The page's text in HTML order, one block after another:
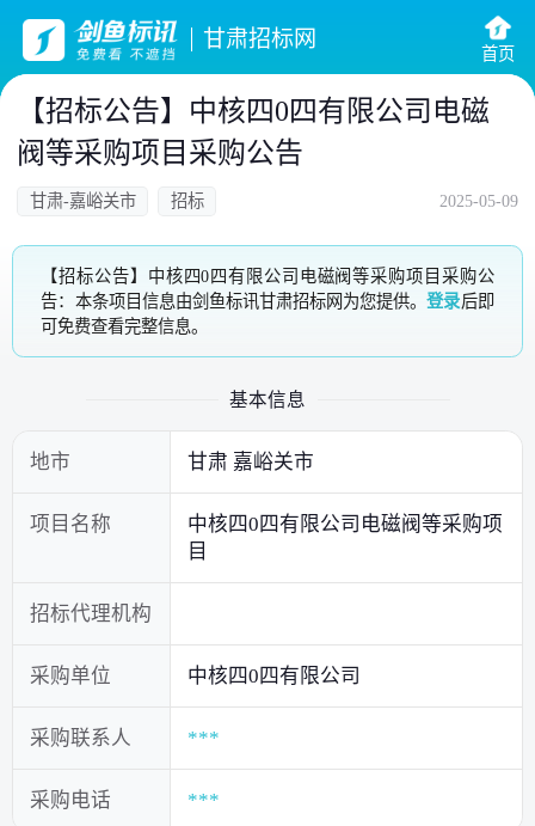
甘肃招标网
首页
【招标公告】中核四0四有限公司电磁
阀等采购项目采购公告
甘肃-嘉峪关市 招标 2025-05-09
【招标公告】中核四0四有限公司电磁阀等采购项目采购公
告：本条项目信息由剑鱼标讯甘肃招标网为您提供。登录后即
可免费查看完整信息。
基本信息
地市 甘肃 嘉峪关市
项目名称
中核四0四有限公司电磁阀等采购项
目
招标代理机构
采购单位 中核四0四有限公司
采购联系人 ***
采购电话 ***